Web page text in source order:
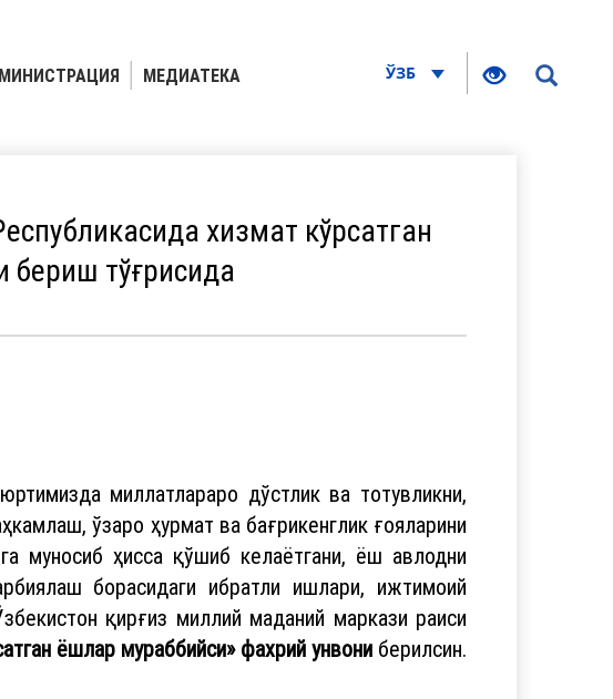
МЕДИАТЕКА
ЎЗБ
хизмат кўрсатган
бериш тўғрисида
миллатлараро дўстлик ва тотувликни,
ўзаро ҳурмат ва бағрикенглик ғояларини
муносиб ҳисса қўшиб келаётгани, ёш авлодни
борасидаги ибратли ишлари, ижтимоий
қирғиз миллий маданий маркази раиси
ёшлар мураббийси» фахрий унвони берилсин.